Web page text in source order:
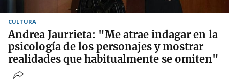
CULTURA
Andrea Jaurrieta: "Me atrae indagar en la
psicología de los personajes y mostrar
realidades que habitualmente se omiten"